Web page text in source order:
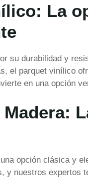
La
su durabilidad y
el parquet vinílico
en una opción
Madera:
opción clásica y
y nuestros expertos